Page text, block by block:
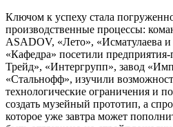
Ключом к успеху стала
производственные процессы:
ASADOV, «Лето», «Исматулаева
«Кафедра» посетили
Трейд», «Интергрупп», завод
«Стальнофф», изучили
технологические ограничения и
создать музейный прототип, а
которое уже завтра может